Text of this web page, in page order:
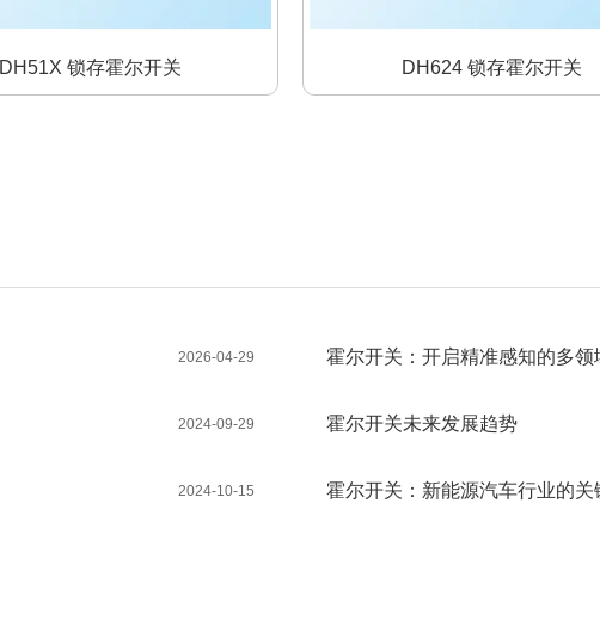
DH51X 锁存霍尔开关 DH624 锁存霍尔开关
2026-04-29 霍尔开关：开启精准感知的多领
2024-09-29 霍尔开关未来发展趋势
2024-10-15 霍尔开关：新能源汽车行业的关